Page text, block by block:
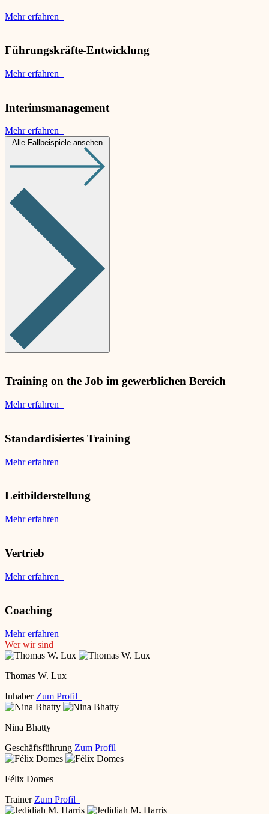
Mehr erfahren
Führungskräfte-Entwicklung
Mehr erfahren
Interimsmanagement
Mehr erfahren
Alle Fallbeispiele ansehen
Training on the Job im gewerblichen Bereich
Mehr erfahren
Standardisiertes Training
Mehr erfahren
Leitbilderstellung
Mehr erfahren
Vertrieb
Mehr erfahren
Coaching
Mehr erfahren
Wer wir sind
Thomas W. Lux
Inhaber Zum Profil
Nina Bhatty
Geschäftsführung Zum Profil
Félix Domes
Trainer Zum Profil